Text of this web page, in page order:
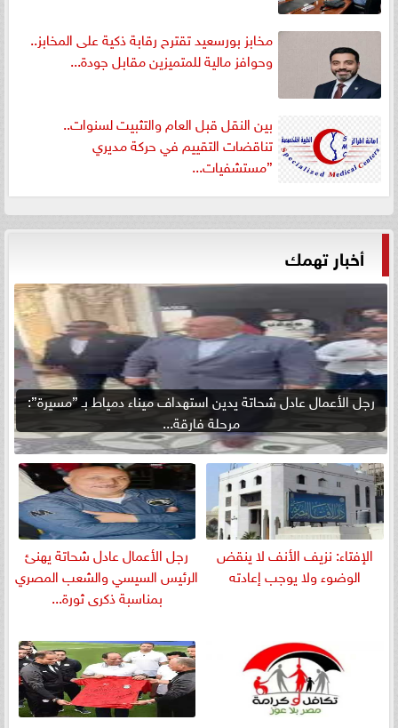
مخابز بورسعيد تقترح رقابة ذكية على المخابز..
وحوافز مالية للمتميزين مقابل جودة...
بين النقل قبل العام والتثبيت لسنوات..
تناقضات التقييم في حركة مديري
”مستشفيات...
أخبار تهمك
رجل الأعمال عادل شحاتة يدين استهداف ميناء دمياط بـ ”مسيرة”:
مرحلة فارقة...
الإفتاء: نزيف الأنف لا ينقض
الوضوء ولا يوجب إعادته
رجل الأعمال عادل شحاتة يهنئ
الرئيس السيسي والشعب المصري
بمناسبة ذكرى ثورة...